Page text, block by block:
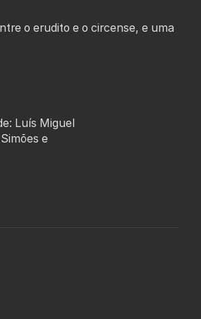
o erudito e o circense, e uma
Luís Miguel
e